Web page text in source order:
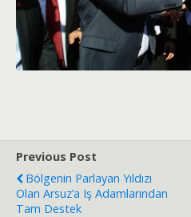
Previous Post
Bölgenin Parlayan Yıldızı
Olan Arsuz’a Iş Adamlarından
Tam Destek